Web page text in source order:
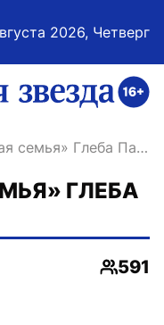
2026, Четверг
главную
семья» Глеба Панфилова
ГЛЕБА
591